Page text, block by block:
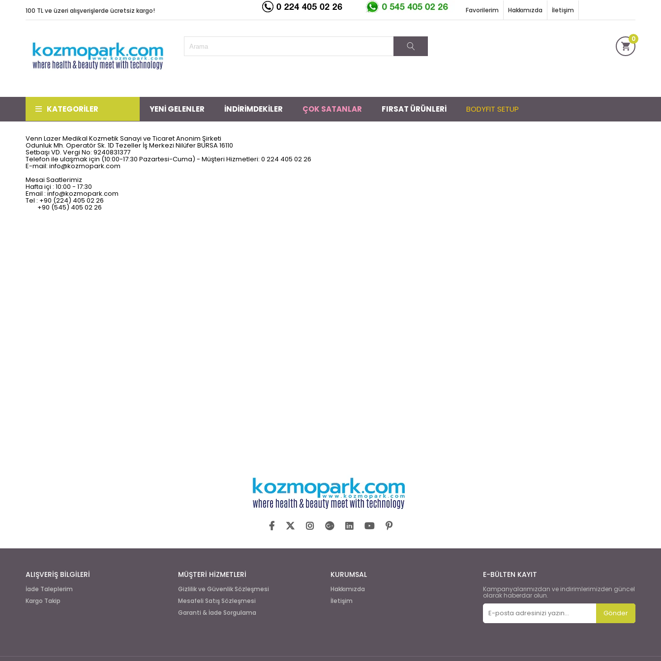
100 TL ve üzeri alışverişlerde ücretsiz kargo! Hakkımızda İletişim
Favorilerim
0
KATEGORİLER YENİ GELENLER İNDİRİMDEKİLER ÇOK SATANLAR FIRSAT ÜRÜNLERİ BODYFIT SETUP
Venn Lazer Medikal Kozmetik Sanayi ve Ticaret Anonim Şirketi
Odunluk Mh. Operatör Sk. 1D Tezeller İş Merkezi Nilüfer BURSA 16110
Setbaşı VD. Vergi No: 9240831377
Telefon ile ulaşmak için (10:00-17:30 Pazartesi-Cuma) - Müşteri Hizmetleri: 0 224 405 02 26
E-mail: info@kozmopark.com
Mesai Saatlerimiz
Hafta içi : 10:00 - 17:30
Email : info@kozmopark.com
Tel : +90 (224) 405 02 26
+90 (545) 405 02 26
ALIŞVERİŞ BİLGİLERİ
İade Taleplerim
Kargo Takip
MÜŞTERİ HİZMETLERİ
Gizlilik ve Güvenlik Sözleşmesi
Mesafeli Satış Sözleşmesi
Garanti & İade Sorgulama
KURUMSAL
Hakkımızda
İletişim
E-BÜLTEN KAYIT
Kampanyalarımızdan ve indirimlerimizden güncel
olarak haberdar olun.
Gönder